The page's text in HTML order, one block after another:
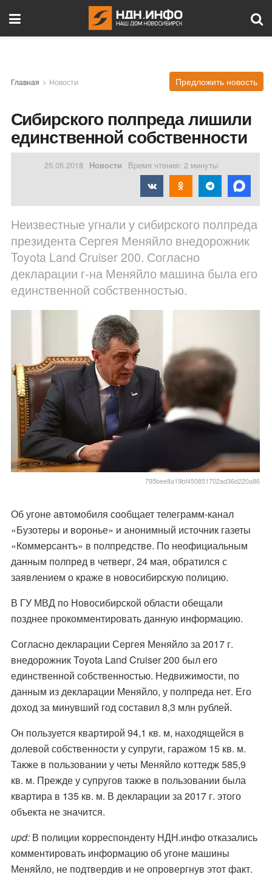
Главная Новости Предложить новость
Сибирского полпреда лишили
единственной собственности
25.05.2018 Новости Время чтения: 2 минуты
Неизвестные угнали у сибирского полпреда
президента Сергея Меняйло внедорожник
Toyota Land Cruiser 200. Согласно
декларации г-на Меняйло машина была его
единственной собственностью.
795bee8a19bf450851702ad36d220a86
Об угоне автомобиля сообщает телеграмм-канал
«Бузотеры и воронье» и анонимный источник газеты
«Коммерсантъ» в полпредстве. По неофициальным
данным полпред в четверг, 24 мая, обратился с
заявлением о краже в новосибирскую полицию.
В ГУ МВД по Новосибирской области обещали
позднее прокомментировать данную информацию.
Согласно декларации Сергея Меняйло за 2017 г.
внедорожник Toyota Land Cruiser 200 был его
единственной собственностью. Недвижимости, по
данным из декларации Меняйло, у полпреда нет. Его
доход за минувший год составил 8,3 млн рублей.
Он пользуется квартирой 94,1 кв. м, находящейся в
долевой собственности у супруги, гаражом 15 кв. м.
Также в пользовании у четы Меняйло коттедж 585,9
кв. м. Прежде у супругов также в пользовании была
квартира в 135 кв. м. В декларации за 2017 г. этого
объекта не значится.
upd:В полиции корреспонденту НДН.инфо отказались
комментировать информацию об угоне машины
Меняйло, не подтвердив и не опровергнув этот факт.